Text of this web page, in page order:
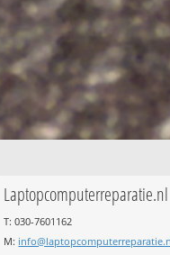
Laptopcomputerreparatie.nl
T: 030-7601162
M: